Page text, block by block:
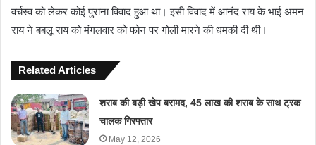
वर्चस्व को लेकर कोई पुराना विवाद हुआ था। इसी विवाद में आनंद राय के भाई अमन
राय ने बबलू राय को मंगलवार को फोन पर गोली मारने की धमकी दी थी।
Related Articles
शराब की बड़ी खेप बरामद, 45 लाख की शराब के साथ ट्रक
चालक गिरफ्तार
May 12, 2026